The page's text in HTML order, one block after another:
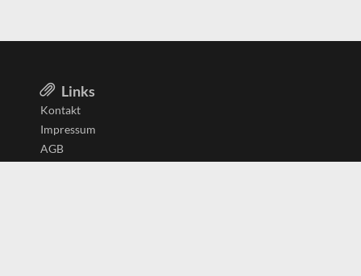
Links
Kontakt
Impressum
AGB